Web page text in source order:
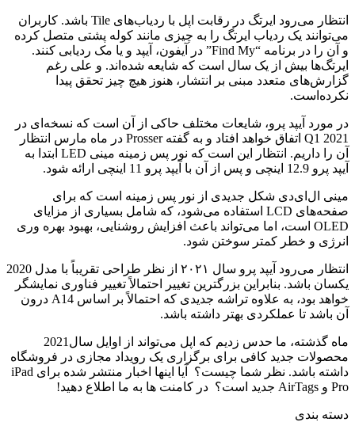
انتظار می‌رود ایرتگ در رقابت اپل با ردیاب‌های Tile باشد. کاربران
می‌توانند یک ردیاب ایرتگ را به چیزی مانند کوله پشتی متصل کرده
و آن را در برنامه “Find My” در آیفون، آیپد و یا مک ردیابی کنند.
ایرتگ‌ها بیش از یک سال است که شایعه شده‌اند. و علی رغم
گزارش‌های متعدد مبنی بر انتشار، هنوز هیچ چیز تحقق پیدا
نکرده‌است.
در مورد آیپد پرو، شایعات مختلف حاکی از آن است که نسخه‌ای در
Q1 2021 اتفاق خواهد افتاد و به گفته Prosser در ماه مارس انتظار
آن را داریم. انتظار این است که نور پس زمینه مینی LED ابتدا به
آیپد پرو 12.9 اینچی و پس از آن با آیپد پرو 11 اینچی ارائه شود.
مینی ال‌ای‌دی شکل جدیدی از نور پس زمینه است که برای
صفحه‌های LCD استفاده می‌شود، که شامل بسیاری از مزایای
OLED است، اما می‌تواند باعث افزایش روشنایی، بهبود بهره وری
انرژی و خطر کمتر سوختن شود.
انتظار می‌رود آیپد پرو سال ۲۰۲۱ از نظر طراحی تقریباً با مدل 2020
یکسان باشد. بنابراین بزرگترین تغییر احتمالاً تغییر فناوری نمایشگر
خواهد بود، به علاوه تراشه جدیدی که احتمالاً بر اساس A14 درون
آن باشد تا عملکردی بهتر داشته باشد.
ماه گذشته، ما حدس زدیم که اپل می‌تواند از اوایل سال2021
محصولات جدید کافی برای برگزاری یک رویداد مجازی در فروشگاه
داشته باشد. نظر شما چیست؟ آیا اینها اخبار منتشر شده برای iPad
Pro و AirTags جدید است؟ در کامنت ها به ما اطلاع دهید!
دسته بندی